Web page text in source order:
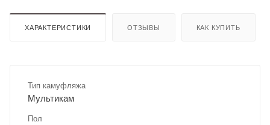
ХАРАКТЕРИСТИКИ ОТЗЫВЫ КАК КУПИТЬ
Тип камуфляжа
Мультикам
Пол